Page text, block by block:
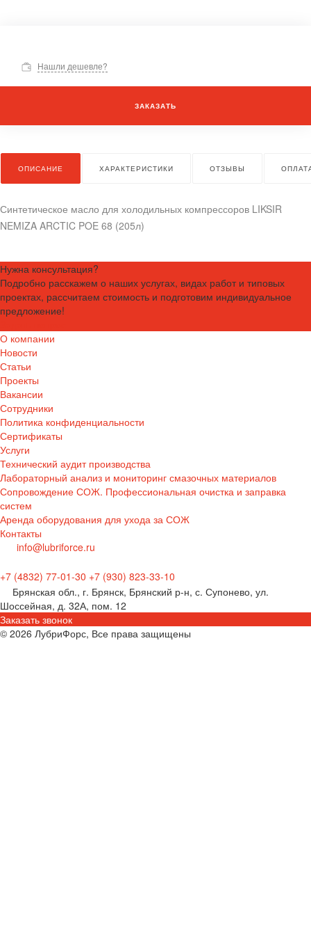
Нашли дешевле?
ЗАКАЗАТЬ
ОПИСАНИЕ ХАРАКТЕРИСТИКИ ОТЗЫВЫ
Синтетическое масло для холодильных компрессоров LIKSIR
NEMIZA ARCTIC POE 68 (205л)
Нужна консультация?
Подробно расскажем о наших услугах, видах работ и типовых
проектах, рассчитаем стоимость и подготовим индивидуальное
предложение!
О компании
Новости
Статьи
Проекты
Вакансии
Сотрудники
Политика конфиденциальности
Сертификаты
Услуги
Технический аудит производства
Лабораторный анализ и мониторинг смазочных материалов
Сопровождение СОЖ. Профессиональная очистка и заправка
систем
Аренда оборудования для ухода за СОЖ
Контакты
info@lubriforce.ru
+7 (4832) 77-01-30 +7 (930) 823-33-10
Брянская обл., г. Брянск, Брянский р-н, с. Супонево, ул.
Шоссейная, д. 32А, пом. 12
Заказать звонок
© 2026 ЛубриФорс, Все права защищены